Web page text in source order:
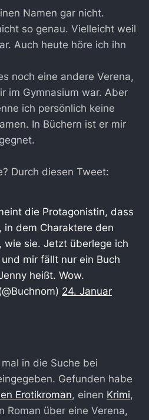
Namen gar nicht.
so genau. Vielleicht weil
Auch heute höre ich ihn
noch eine andere Verena,
im Gymnasium war. Aber
ich persönlich keine
In Büchern ist er mir
Durch diesen Tweet:
die Protagonistin, dass
in dem Charaktere den
wie sie. Jetzt überlege ich
mir fällt nur ein Buch
heißt. Wow.
24. Januar
in die Suche bei
Gefunden habe
Erotikroman, einen Krimi,
Roman über eine Verena,